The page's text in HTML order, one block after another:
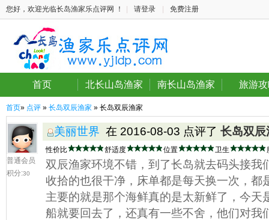
您好，欢迎光临长岛渔家乐点评网 ！ 请登录 免费注册
首页 北长山岛渔家 南长山岛渔家 旅游
首页» 点评 » 长岛双辰渔家 » 长岛双辰渔家
普通会员
积分:30
美丽世界 在 2016-08-03 点评了 长岛双辰
性价比 舒适度 位置 卫生
双辰渔家环境不错，到了长岛就去码头接我
收拾的也很干净，床单都是每天换一次，都
主要的就是那个海鲜真的是太新鲜了，今天
船就要回去了，还真有一些不舍，他们对我